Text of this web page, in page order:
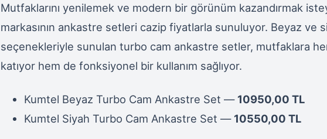
Mutfaklarını yenilemek ve modern bir görünüm kazandırmak
markasının ankastre setleri cazip fiyatlarla sunuluyor. Beyaz ve
seçenekleriyle sunulan turbo cam ankastre setler, mutfaklara
katıyor hem de fonksiyonel bir kullanım sağlıyor.
Kumtel Beyaz Turbo Cam Ankastre Set — 10950,00 TL
Kumtel Siyah Turbo Cam Ankastre Set — 10550,00 TL